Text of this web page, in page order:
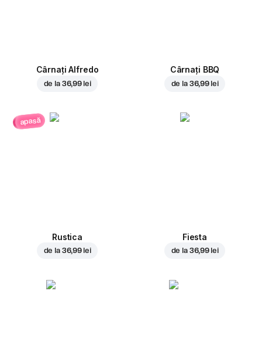
Cârnați Alfredo
de la 36,99 lei
Cârnați BBQ
de la 36,99 lei
apasă
Rustica
de la 36,99 lei
Fiesta
de la 36,99 lei